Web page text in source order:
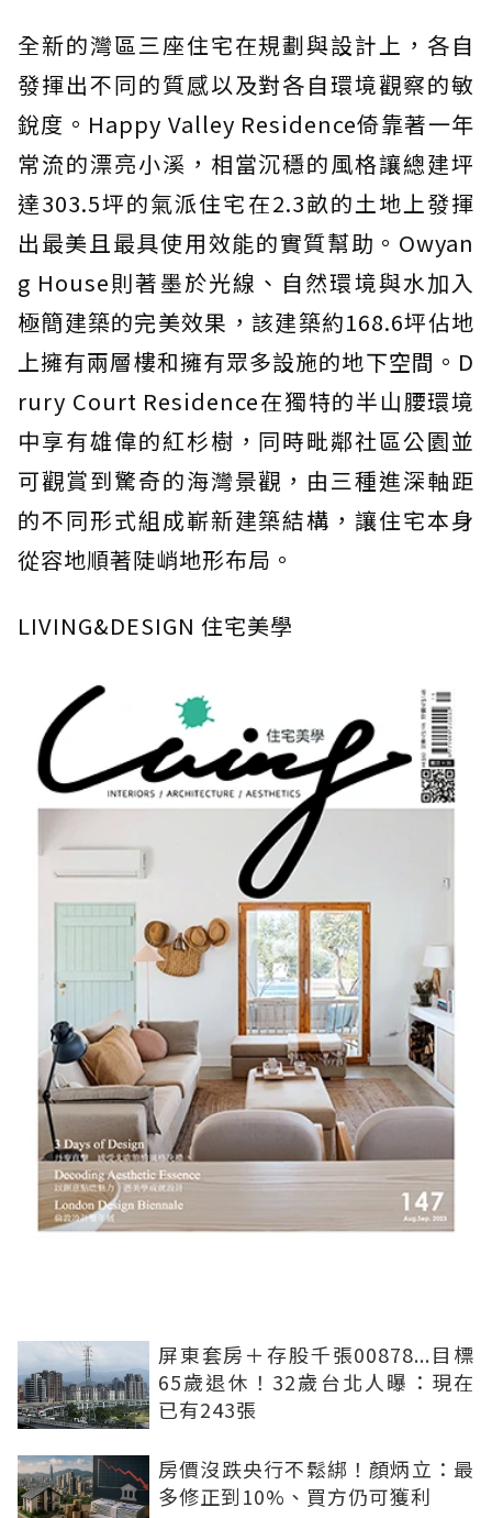
全新的灣區三座住宅在規劃與設計上，各自
發揮出不同的質感以及對各自環境觀察的敏
銳度。Happy Valley Residence倚靠著一年
常流的漂亮小溪，相當沉穩的風格讓總建坪
達303.5坪的氣派住宅在2.3畝的土地上發揮
出最美且最具使用效能的實質幫助。Owyan
g House則著墨於光線、自然環境與水加入
極簡建築的完美效果，該建築約168.6坪佔地
上擁有兩層樓和擁有眾多設施的地下空間。D
rury Court Residence在獨特的半山腰環境
中享有雄偉的紅杉樹，同時毗鄰社區公園並
可觀賞到驚奇的海灣景觀，由三種進深軸距
的不同形式組成嶄新建築結構，讓住宅本身
從容地順著陡峭地形布局。
LIVING&DESIGN 住宅美學
屏東套房＋存股千張00878...目標
65歲退休！32歲台北人曝：現在
已有243張
房價沒跌央行不鬆綁！顏炳立：最
多修正到10%、買方仍可獲利